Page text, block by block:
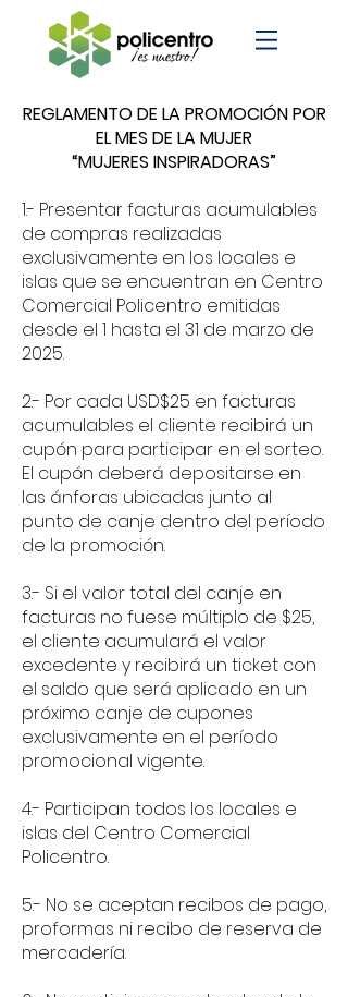
REGLAMENTO DE LA PROMOCIÓN POR
EL MES DE LA MUJER
“MUJERES INSPIRADORAS”
1.- Presentar facturas acumulables
de compras realizadas
exclusivamente en los locales e
islas que se encuentran en Centro
Comercial Policentro emitidas
desde el 1 hasta el 31 de marzo de
2025.
2.- Por cada USD$25 en facturas
acumulables el cliente recibirá un
cupón para participar en el sorteo.
El cupón deberá depositarse en
las ánforas ubicadas junto al
punto de canje dentro del período
de la promoción.
3.- Si el valor total del canje en
facturas no fuese múltiplo de $25,
el cliente acumulará el valor
excedente y recibirá un ticket con
el saldo que será aplicado en un
próximo canje de cupones
exclusivamente en el período
promocional vigente.
4.- Participan todos los locales e
islas del Centro Comercial
Policentro.
5.- No se aceptan recibos de pago,
proformas ni recibo de reserva de
mercadería.